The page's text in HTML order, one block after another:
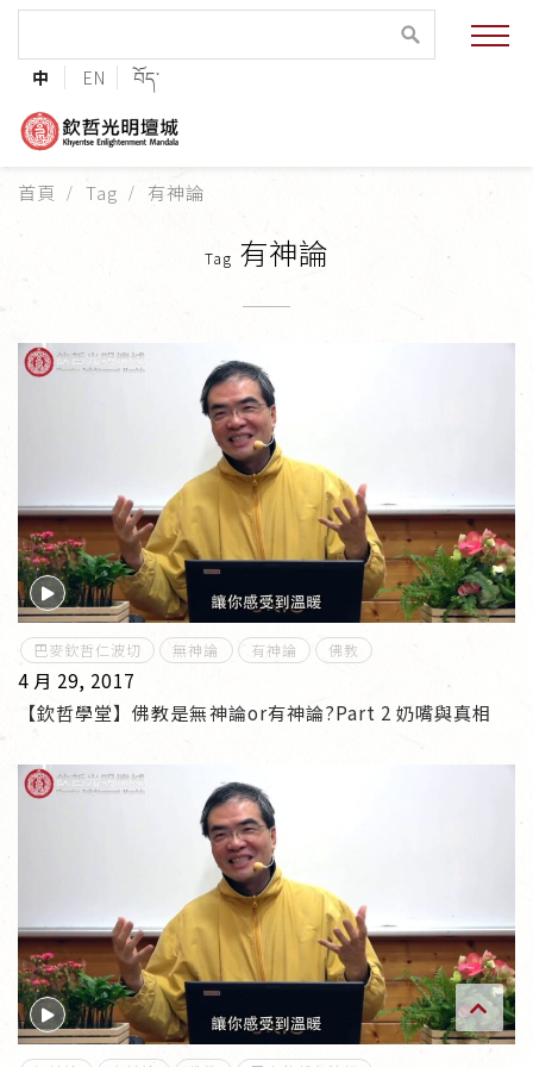
中 EN བོད་
緣起與願景
法王與上師的祝福
第三世巴麥欽哲仁波切
傳承上師授證
專書與譯著
*巴麥寺與麥青寺的聯合聲明
巴麥欽哲珍寶開示
前行開示文集
媒體影音集
首頁 Tag 有神論
Tag 有神論
巴麥欽哲仁波切 無神論 有神論 佛教
4 月 29, 2017
【欽哲學堂】佛教是無神論or有神論?Part 2 奶嘴與真相